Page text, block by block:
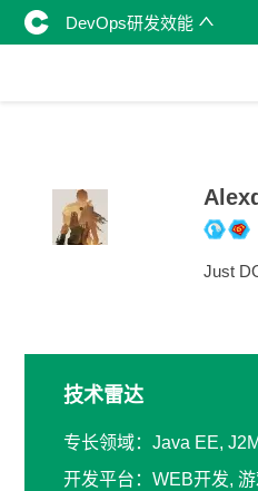
DevOps研发效能
Just
技术雷达
专长领域：Java EE,
开发平台：WEB开发,